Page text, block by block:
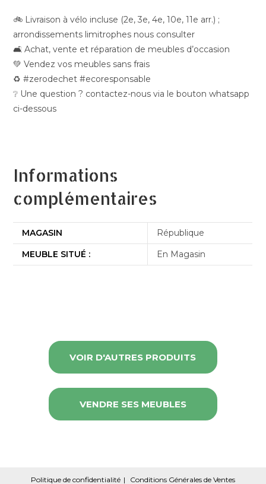
🚲 Livraison à vélo incluse (2e, 3e, 4e, 10e, 11e arr.) ;
arrondissements limitrophes nous consulter
🛋️ Achat, vente et réparation de meubles d’occasion
💚 Vendez vos meubles sans frais
♻️ #zerodechet #ecoresponsable
❔ Une question ? contactez-nous via le bouton whatsapp
ci-dessous
Informations
complémentaires
MAGASIN
République
MEUBLE SITUÉ :
En Magasin
VOIR D'AUTRES PRODUITS
VENDRE SES MEUBLES
Politique de confidentialité Conditions Générales de Ventes